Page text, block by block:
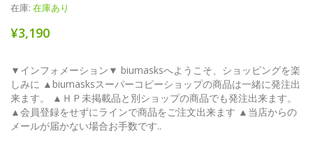
在庫: 在庫あり
¥3,190
▼インフォメーション▼ biumasksへようこそ、ショッピングを楽
しみに ▲biumasksスーパーコピーショップの商品は一緒に発注出
来ます。 ▲ＨＰ未掲載品と別ショップの商品でも発注出来ます。
▲会員登録をせずにラインで商品をご注文出来ます ▲当店からの
メールが届かない場合お手数です..